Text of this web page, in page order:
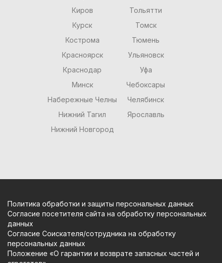
Киров
Курск
Кострома
Красноярск
Краснодар
Минск
Набережные Челны
Нижний Тагил
Нижний Новгород
Тольятти
Томск
Тюмень
Ульяновск
Уфа
Чебоксары
Челябинск
Ярославль
Политика обработки и защиты персональных данных
Согласие посетителя сайта на обработку персональных
данных
Согласие Соискателя/сотрудника на обработку
персональных данных
Положение «О гарантии и возврате запасных частей и